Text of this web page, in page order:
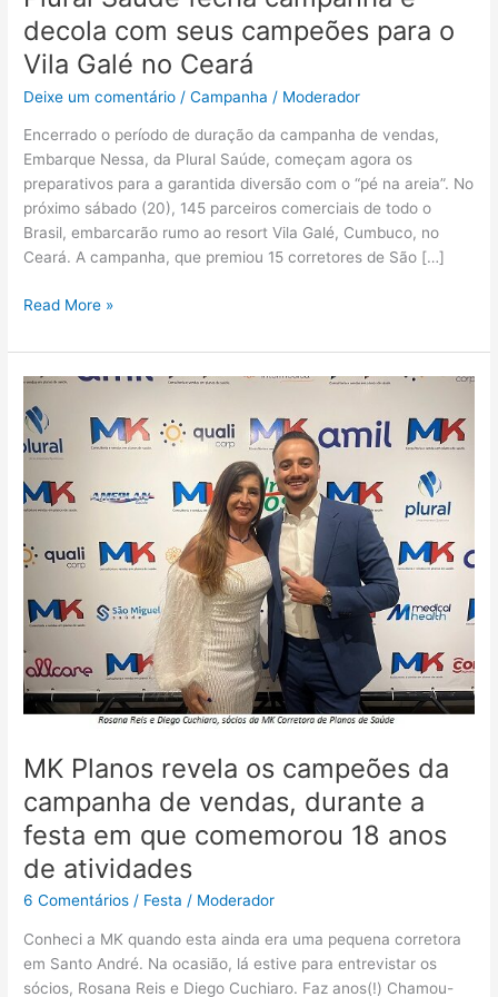
decola com seus campeões para o
Vila Galé no Ceará
Deixe um comentário /Campanha / Moderador
Encerrado o período de duração da campanha de vendas,
Embarque Nessa, da Plural Saúde, começam agora os
preparativos para a garantida diversão com o “pé na areia”. No
próximo sábado (20), 145 parceiros comerciais de todo o
Brasil, embarcarão rumo ao resort Vila Galé, Cumbuco, no
Ceará. A campanha, que premiou 15 corretores de São […]
Read More »
MK Planos revela os campeões da
campanha de vendas, durante a
festa em que comemorou 18 anos
de atividades
6 Comentários / Festa / Moderador
Conheci a MK quando esta ainda era uma pequena corretora
em Santo André. Na ocasião, lá estive para entrevistar os
sócios, Rosana Reis e Diego Cuchiaro. Faz anos(!) Chamou-
MK
Planos
revela
os
campeões
da
de
durante
a
festa
em
que
18
anos
de
atividades